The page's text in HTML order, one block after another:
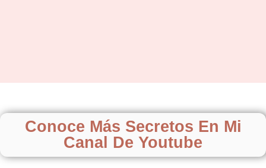
Conoce Más Secretos En Mi
Canal De Youtube